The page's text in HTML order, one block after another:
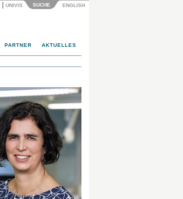
UNIVIS SUCHE ENGLISH
PARTNER AKTUELLES